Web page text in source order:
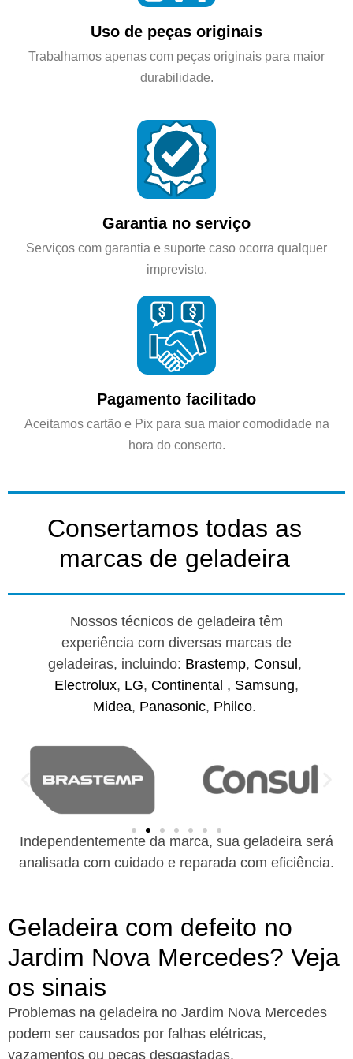
Uso de peças originais
Trabalhamos apenas com peças originais para maior
durabilidade.
Garantia no serviço
Serviços com garantia e suporte caso ocorra qualquer
imprevisto.
Pagamento facilitado
Aceitamos cartão e Pix para sua maior comodidade na
hora do conserto.
Consertamos todas as
marcas de geladeira
Nossos técnicos de geladeira têm
experiência com diversas marcas de
geladeiras, incluindo: Brastemp, Consul ,
Electrolux, LG, Continental , Samsung,
Midea, Panasonic, Philco.
Independentemente da marca, sua geladeira será
analisada com cuidado e reparada com eficiência.
Geladeira com defeito no
Jardim Nova Mercedes? Veja
os sinais
Problemas na geladeira no Jardim Nova Mercedes
podem ser causados por falhas elétricas,
vazamentos ou peças desgastadas.